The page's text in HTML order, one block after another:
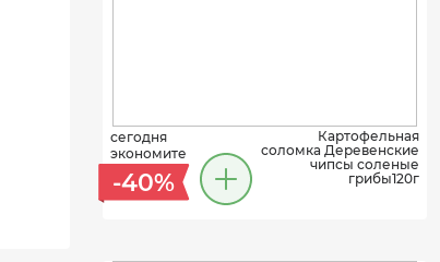
сегодня
экономите
-40%
Картофельная
соломка Деревенские
чипсы соленые
грибы120г